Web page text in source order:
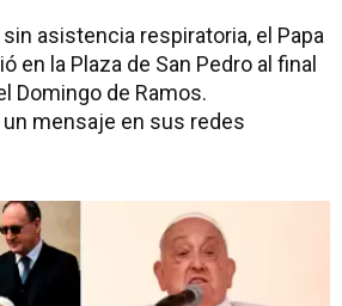
asistencia respiratoria, el Papa
en la Plaza de San Pedro al final
Domingo de Ramos.
mensaje en sus redes